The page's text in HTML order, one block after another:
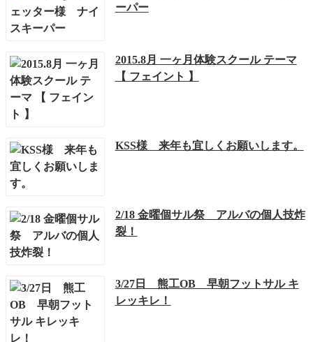
ーパー
2015.8月 一ヶ月体験スクール テーマ
【 フェイント 】
KSS様 来年も宜しくお願いします。
2/18 金曜個サル祭 アルバの個人技炸
裂！
3/27日 熊工OB 早朝フットサル キ
レッキレ！